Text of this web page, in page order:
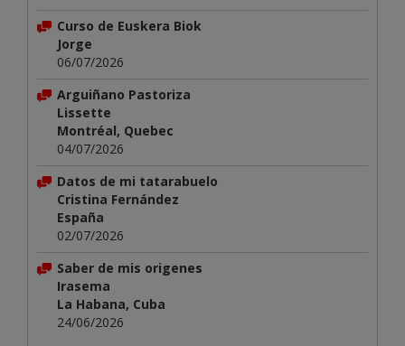
Curso de Euskera Biok
Jorge
06/07/2026
Arguiñano Pastoriza
Lissette
Montréal, Quebec
04/07/2026
Datos de mi tatarabuelo
Cristina Fernández
España
02/07/2026
Saber de mis origenes
Irasema
La Habana, Cuba
24/06/2026